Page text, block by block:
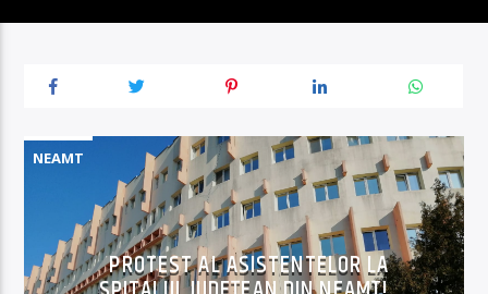
NEAMT
PROTEST AL ASISTENTELOR LA